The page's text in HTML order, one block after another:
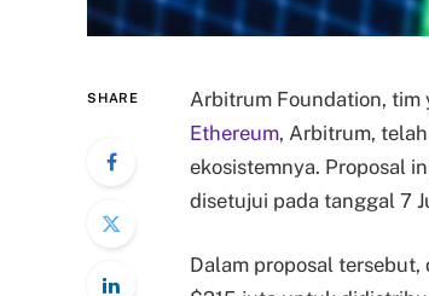
SHARE
Arbitrum Foundation, tim
Ethereum, Arbitrum,
ekosistemnya. Proposal
disetujui pada tanggal 7
Dalam proposal